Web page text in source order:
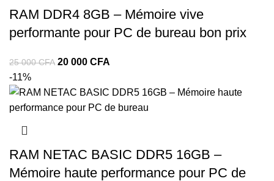
RAM DDR4 8GB – Mémoire vive
performante pour PC de bureau bon prix
25 000CFA 20 000 CFA
-11%
RAM NETAC BASIC DDR5 16GB –
Mémoire haute performance pour PC de